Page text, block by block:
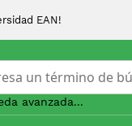
EAN!
avanzada...